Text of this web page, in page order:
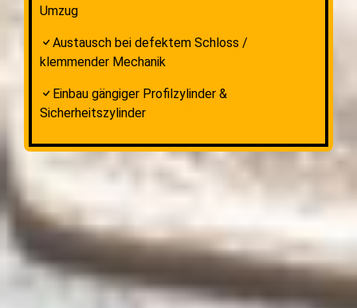
Umzug
Austausch bei defektem Schloss /
klemmender Mechanik
Einbau gängiger Profilzylinder &
Sicherheitszylinder